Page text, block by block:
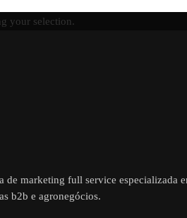
your selection.
de marketing full service especializada
b2b e agronegócios.